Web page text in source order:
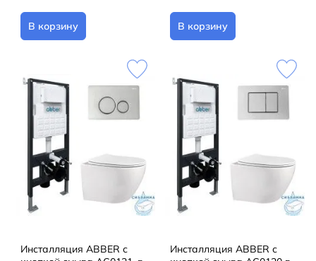
В корзину В корзину
Инсталляция ABBER с
Инсталляция ABBER с